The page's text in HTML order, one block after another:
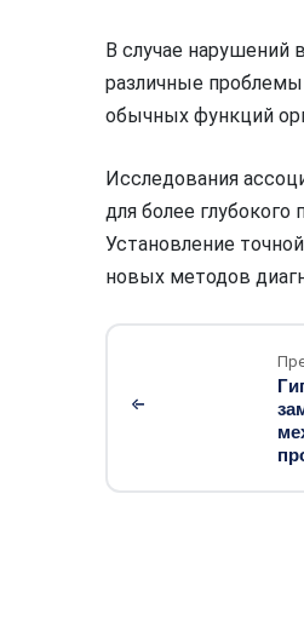
В случае нарушений
различные
обычных функций
Исследования
для более
Установление
новых методов